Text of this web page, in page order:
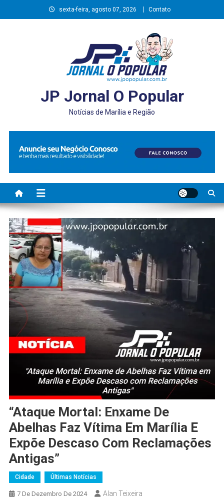
to
sexta-feira, agosto 07, 2026 Contato
JP Jornal O Popular
Notícias de Marília e Região
“Ataque Mortal: Enxame De
Abelhas Faz Vítima Em Marília E
Expõe Descaso Com Reclamações
Antigas”
Cidade Últimas Notícias
7 De Dezembro De 2024 Alan Teixeira